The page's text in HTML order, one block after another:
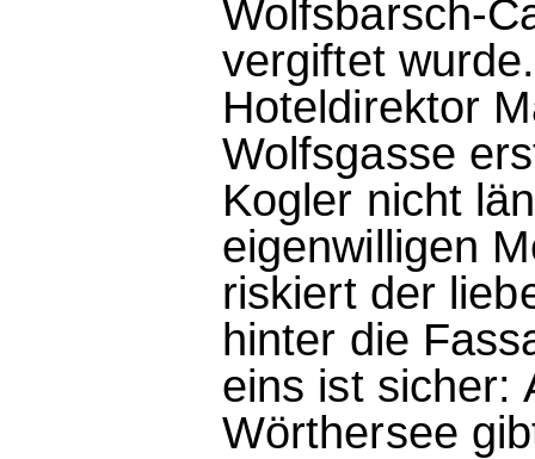
Wolfsbarsch-
vergiftet
Hoteldirektor
Wolfsgasse
Kogler nicht
eigenwilligen
riskiert der
hinter die
eins ist sicher:
Wörthersee